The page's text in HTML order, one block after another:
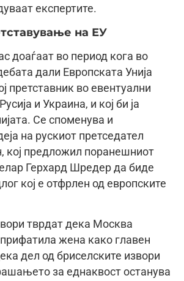
експертите.
на ЕУ
доаѓаат во период кога во
дали Европската Унија
претставник во евентуални
и Украина, и кој би ја
Се споменува и
на рускиот претседател
кој предложил поранешниот
Герхард Шредер да биде
кој е отфрлен од европските
тврдат дека Москва
жена како главен
дел од бриселските извори
за еднаквост останува